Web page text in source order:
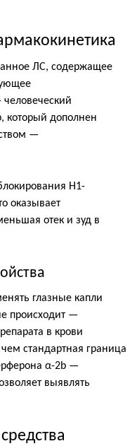
ЛС, содержащее
который дополнен
—
H1-
оказывает
отек и зуд в
глазные капли
происходит —
в крови
стандартная граница
α-2b —
выявлять